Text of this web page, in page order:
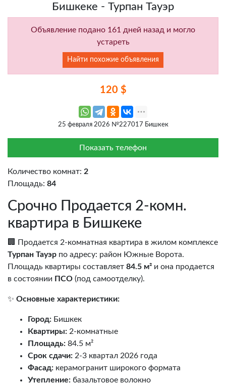
Бишкеке - Турпан Тауэр
Объявление подано 161 дней назад и могло
устареть
Найти похожие объявления
120 $
25 февраля 2026 №227017 Бишкек
Показать телефон
Количество комнат: 2
Площадь: 84
Срочно Продается 2-комн.
квартира в Бишкеке
🏢 Продается 2-комнатная квартира в жилом комплексе
Турпан Тауэр по адресу: район Южные Ворота.
Площадь квартиры составляет 84.5 м² и она продается
в состоянии ПСО (под самоотделку).
✨ Основные характеристики:
Город: Бишкек
Квартиры: 2-комнатные
Площадь: 84.5 м²
Срок сдачи: 2-3 квартал 2026 года
Фасад: керамогранит широкого формата
Утепление: базальтовое волокно